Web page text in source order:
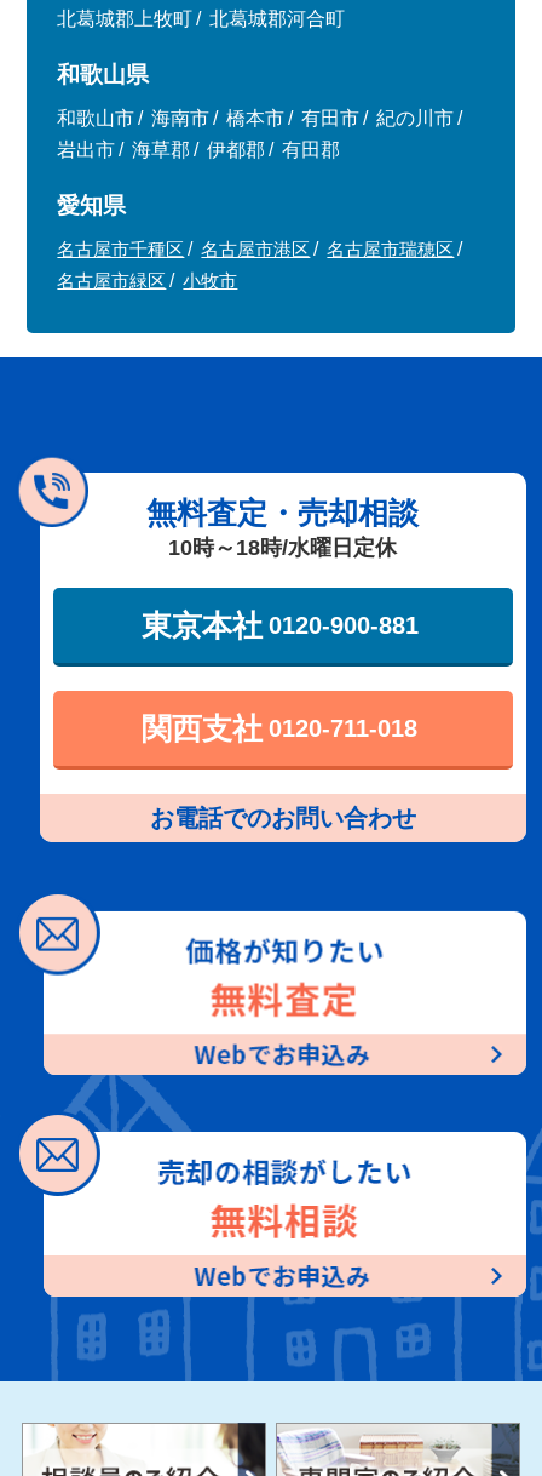
北葛城郡上牧町
北葛城郡河合町
和歌山県
和歌山市 海南市 橋本市 有田市
紀の川市
岩出市
海草郡 伊都郡 有田郡
愛知県
名古屋市千種区 名古屋市港区
名古屋市瑞穂区
名古屋市緑区
小牧市
無料査定・売却相談
10時～18時/水曜日定休
東京本社 0120-900-881
関西支社 0120-711-018
お電話でのお問い合わせ